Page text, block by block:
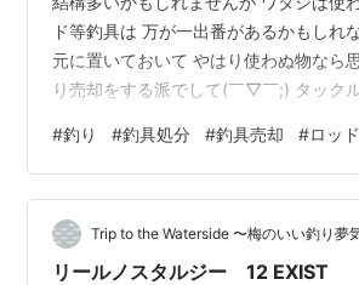
ド等釣具は 万が一出番があるかもしれ
元に置いておいて やはり使わぬ物なら
り売却をする派でして(￣▽￣;) タック
あるのなら その人に使ってもらった方
ぁ。 なんて思うワケですよ。 ってなこ
たが コチラを売却の為、業者に依頼を
が届いております。 小さい箱は今回売
細長い方はロッド用の段ボールとなりま
#釣り #釣具処分 #釣具売却 #ロッド
Trip to the Waterside 〜梅のいい釣り夢
リールノスタルジー 12 EXIST